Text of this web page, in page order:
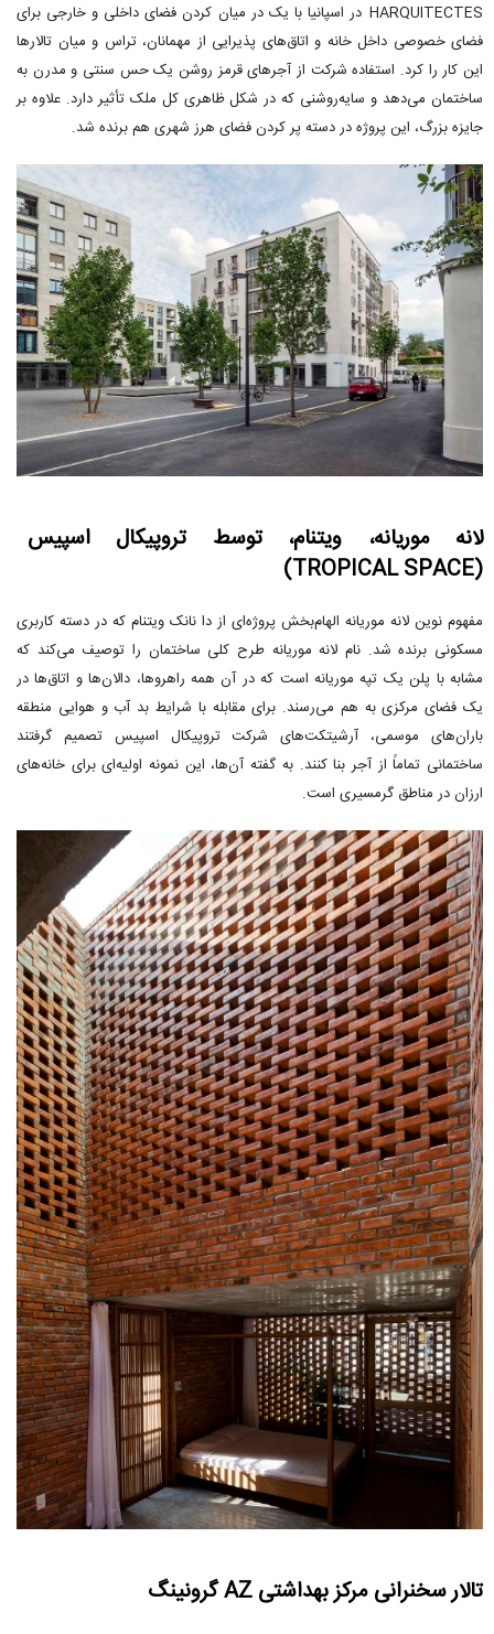
HARQUITECTES در اسپانیا با یک در میان کردن فضای داخلی و خارجی برای
فضای خصوصی داخل خانه و اتاق‌های پذیرایی از مهمانان، تراس و میان تالارها
این کار را کرد. استفاده شرکت از آجرهای قرمز روشن یک حس سنتی و مدرن به
ساختمان می‌دهد و سایه‌روشنی که در شکل ظاهری کل ملک تأثیر دارد. علاوه بر
جایزه بزرگ، این پروژه در دسته پر کردن فضای هرز شهری هم برنده شد.
لانه موریانه، ویتنام، توسط تروپیکال اسپیس
(TROPICAL SPACE)
مفهوم نوین لانه موریانه الهام‌بخش پروژه‌ای از دا نانک ویتنام که در دسته کاربری
مسکونی برنده شد. نام لانه موریانه طرح کلی ساختمان را توصیف می‌کند که
مشابه با پلن یک تپه موریانه است که در آن همه راهروها، دالان‌ها و اتاق‌ها در
یک فضای مرکزی به هم می‌رسند. برای مقابله با شرایط بد آب و هوایی منطقه
باران‌های موسمی، آرشیتکت‌های شرکت تروپیکال اسپیس تصمیم گرفتند
ساختمانی تماماً از آجر بنا کنند. به گفته آن‌ها، این نمونه اولیه‌ای برای خانه‌های
ارزان در مناطق گرمسیری است.
تالار سخنرانی مرکز بهداشتی AZ گرونینگ